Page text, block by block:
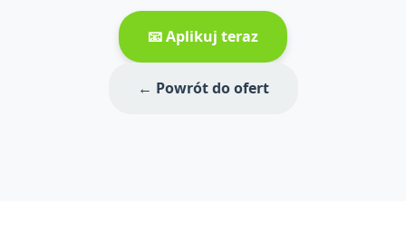
📧 Aplikuj teraz
← Powrót do ofert